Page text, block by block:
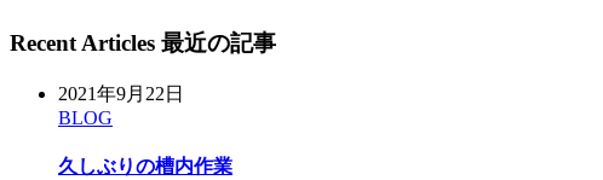
Recent Articles 最近の記事
2021年9月22日
BLOG
久しぶりの槽内作業